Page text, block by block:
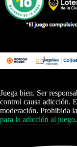
Juega bien. Ser
control causa adicción.
moderación. Prohibida
para la adicción al juego.